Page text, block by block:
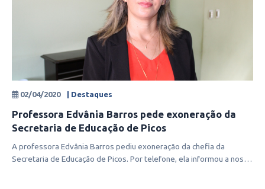
02/04/2020 | Destaques
Professora Edvânia Barros pede exoneração da
Secretaria de Educação de Picos
A professora Edvânia Barros pediu exoneração da chefia da
Secretaria de Educação de Picos. Por telefone, ela informou a nossa